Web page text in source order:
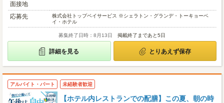
面接地
応募先
株式会社トップベイサービス ※シェラトン・グランデ・トーキョーベ
イ・ホテル
募集終了日時：8月13日 掲載終了まであと5日
詳細を見る とりあえず保存
アルバイト・パート 未経験者歓迎
【ホテル内レストランでの配膳】この夏、朝の時